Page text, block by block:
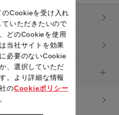
のCookieを受け入れ
ていただきたいので
どのCookieを使用
当社サイトを効果
必要のないCookie
、選択していただ
。より詳細な情報
のCookieポリシー